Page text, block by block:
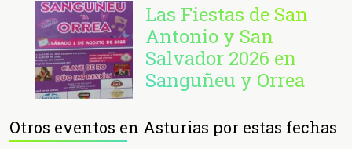
Las Fiestas de San
Antonio y San
Salvador 2026 en
Sanguñeu y Orrea
Otros eventos en Asturias por estas fechas